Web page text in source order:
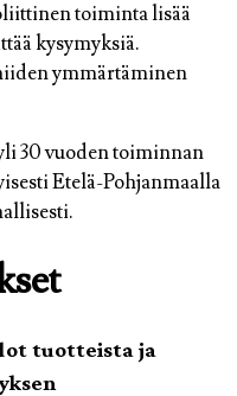
toiminta lisää
kysymyksiä.
ymmärtäminen
30 vuoden toiminnan
Etelä-Pohjanmaalla
tuotteista ja